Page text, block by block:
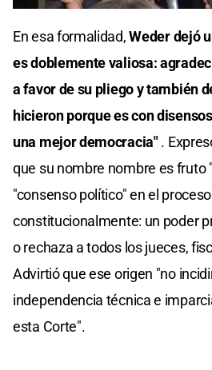
En esa formalidad,Weder dejó
es doblemente valiosa:
a favor de su pliego y también
hicieron porque es con
una mejor democracia".
que su nombre nombre es fruto
"consenso político" en el
constitucionalmente: un poder
o rechaza a todos los jueces,
Advirtió que ese origen "no
independencia técnica e
esta Corte".